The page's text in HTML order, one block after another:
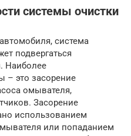
системы очистки
система
подвергаться
Наиболее
– это засорение
омывателя,
Засорение
использованием
или попаданием